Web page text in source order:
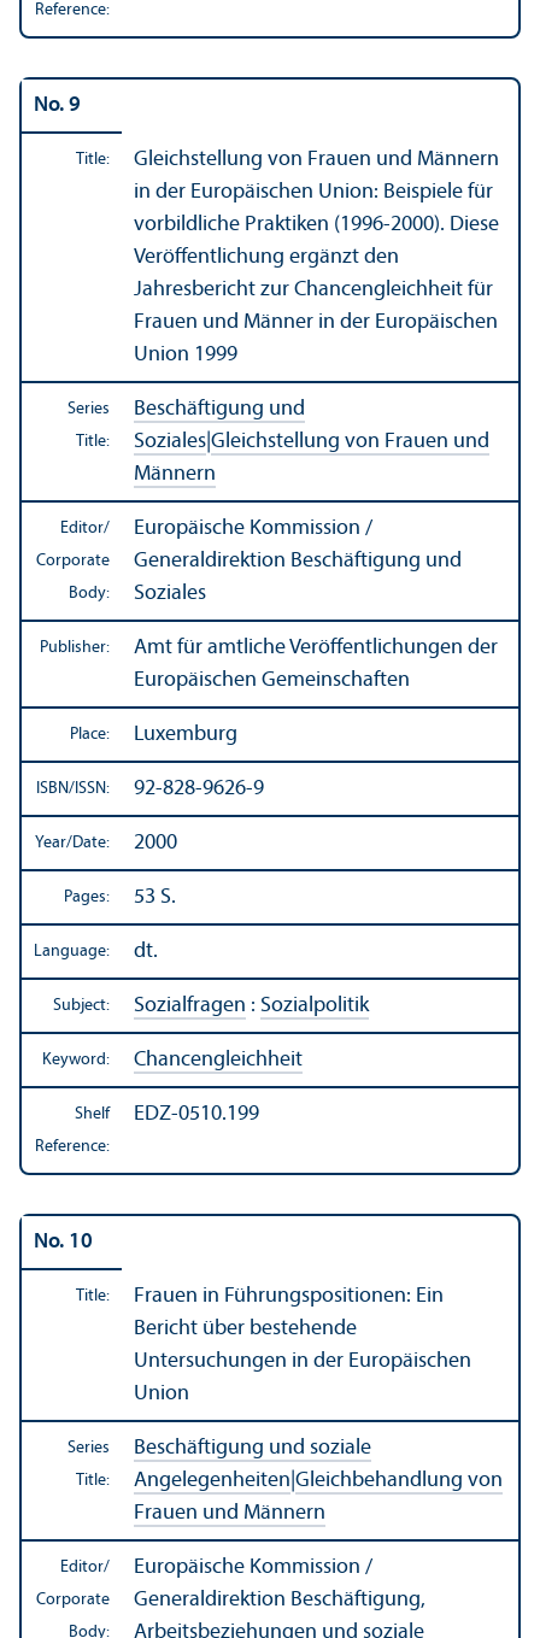
Reference:
No. 9
Title:
Gleichstellung von Frauen und Männern
in der Europäischen Union: Beispiele für
vorbildliche Praktiken (1996-2000). Diese
Veröffentlichung ergänzt den
Jahresbericht zur Chancengleichheit für
Frauen und Männer in der Europäischen
Union 1999
Series
Title:
Beschäftigung und
Soziales Gleichstellung von Frauen und
Männern
Editor/
Corporate
Body:
Europäische Kommission /
Generaldirektion Beschäftigung und
Soziales
Publisher:
Amt für amtliche Veröffentlichungen der
Europäischen Gemeinschaften
Place: Luxemburg
ISBN/ISSN: 92-828-9626-9
Year/Date: 2000
Pages: 53 S.
Language: dt.
Subject: Sozialfragen : Sozialpolitik
Keyword: Chancengleichheit
Shelf
Reference:
EDZ-0510.199
No. 10
Title:
Frauen in Führungspositionen: Ein
Bericht über bestehende
Untersuchungen in der Europäischen
Union
Series
Title:
Beschäftigung und soziale
Angelegenheiten Gleichbehandlung von
Frauen und Männern
Editor/
Corporate
Body:
Europäische Kommission /
Generaldirektion Beschäftigung,
Arbeitsbeziehungen und soziale